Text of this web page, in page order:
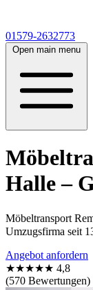
01579-2632773
Open main menu
Halle –
Möbeltransport
Umzugsfirma seit
Angebot anfordern
★★★★★ 4,8
(570 Bewertungen)